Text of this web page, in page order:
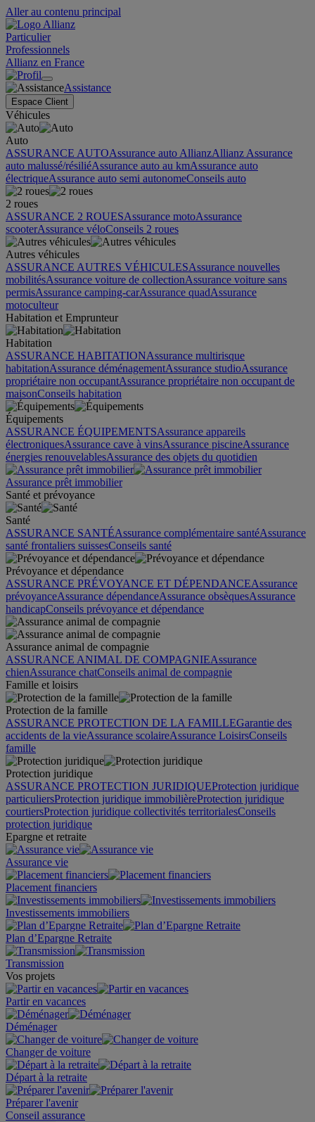
Aller au contenu principal
Particulier
Professionnels
Allianz en France
Assistance
Espace Client
Véhicules
Auto
ASSURANCE AUTOAssurance auto AllianzAllianz Assurance
auto malussé/résiliéAssurance auto au kmAssurance auto
électriqueAssurance auto semi autonomeConseils auto
2 roues
ASSURANCE 2 ROUESAssurance motoAssurance
scooterAssurance véloConseils 2 roues
Autres véhicules
ASSURANCE AUTRES VÉHICULESAssurance nouvelles
mobilitésAssurance voiture de collectionAssurance voiture sans
permisAssurance camping-carAssurance quadAssurance
motoculteur
Habitation et Emprunteur
Habitation
ASSURANCE HABITATIONAssurance multirisque
habitationAssurance déménagementAssurance studioAssurance
propriétaire non occupantAssurance propriétaire non occupant de
maisonConseils habitation
Équipements
ASSURANCE ÉQUIPEMENTSAssurance appareils
électroniquesAssurance cave à vinsAssurance piscineAssurance
énergies renouvelablesAssurance des objets du quotidien
Assurance prêt immobilier
Santé et prévoyance
Santé
ASSURANCE SANTÉAssurance complémentaire santéAssurance
santé frontaliers suissesConseils santé
Prévoyance et dépendance
ASSURANCE PRÉVOYANCE ET DÉPENDANCEAssurance
prévoyanceAssurance dépendanceAssurance obsèquesAssurance
handicapConseils prévoyance et dépendance
Assurance animal de compagnie
ASSURANCE ANIMAL DE COMPAGNIEAssurance
chienAssurance chatConseils animal de compagnie
Famille et loisirs
Protection de la famille
ASSURANCE PROTECTION DE LA FAMILLEGarantie des
accidents de la vieAssurance scolaireAssurance LoisirsConseils
famille
Protection juridique
ASSURANCE PROTECTION JURIDIQUEProtection juridique
particuliersProtection juridique immobilièreProtection juridique
courtiersProtection juridique collectivités territorialesConseils
protection juridique
Epargne et retraite
Assurance vie
Placement financiers
Investissements immobiliers
Plan d’Epargne Retraite
Transmission
Vos projets
Partir en vacances
Déménager
Changer de voiture
Départ à la retraite
Préparer l'avenir
Conseil assurance